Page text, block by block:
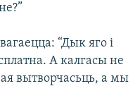
“Дык яго і
А калгасы не
вытворчасьць, а мы